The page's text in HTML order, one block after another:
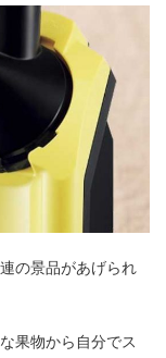
の景品があげられ
果物から自分でス